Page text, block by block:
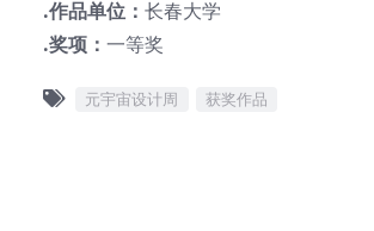
.作品单位： 长春大学
.奖项： 一等奖
元宇宙设计周 获奖作品